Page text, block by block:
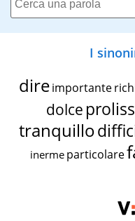
I
dire importante
dolce
tranquillo
inerme particolare